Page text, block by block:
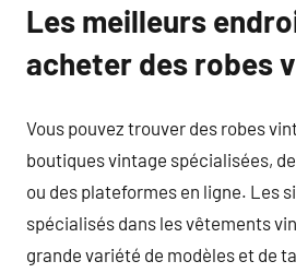
Les meilleurs
acheter des robes
Vous pouvez trouver des robes
boutiques vintage spécialisées,
ou des plateformes en ligne. Les
spécialisés dans les vêtements
grande variété de modèles et de